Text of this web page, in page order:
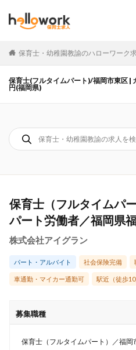
保育士・幼稚園教諭のハローワーク
保育士(フルタイムパート)/福岡市東区 |
円(福岡県)
保育士（フルタイムパ
パート労働者／福岡県
株式会社アイグラン
パート・アルバイト 社会保険完備
車通勤・マイカー通勤可 駅近（徒歩10
募集職種
保育士（フルタイムパート）／福岡